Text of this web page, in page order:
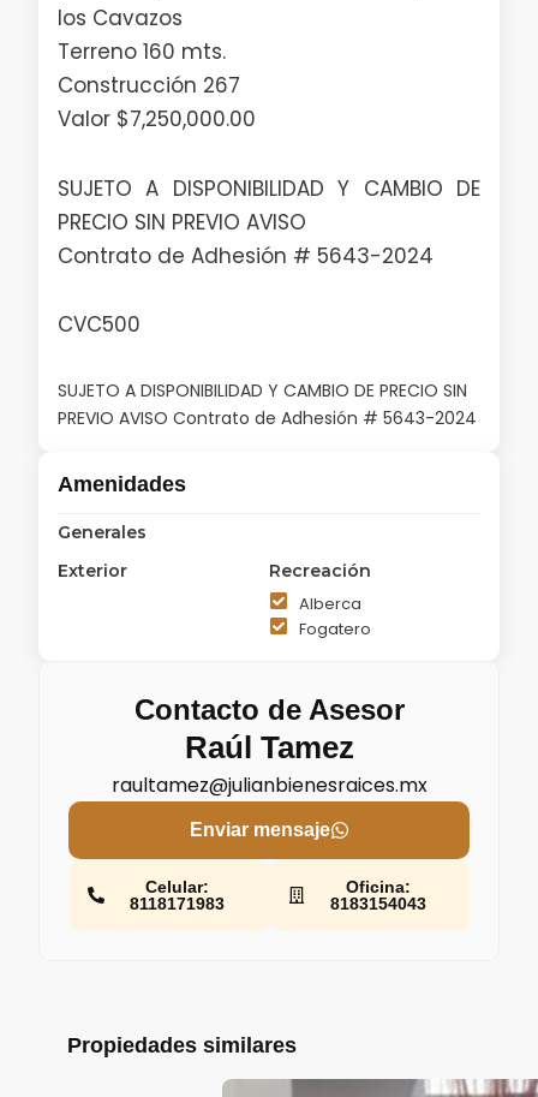
los Cavazos
Terreno 160 mts.
Construcción 267
Valor $7,250,000.00
SUJETO A DISPONIBILIDAD Y CAMBIO DE
PRECIO SIN PREVIO AVISO
Contrato de Adhesión # 5643-2024
CVC500
SUJETO A DISPONIBILIDAD Y CAMBIO DE PRECIO SIN
PREVIO AVISO Contrato de Adhesión # 5643-2024
Amenidades
Generales
Exterior
Recreación
Alberca
Fogatero
Contacto de Asesor
Raúl Tamez
raultamez@julianbienesraices.mx
Enviar mensaje
Celular:
8118171983
Oficina:
8183154043
Propiedades similares